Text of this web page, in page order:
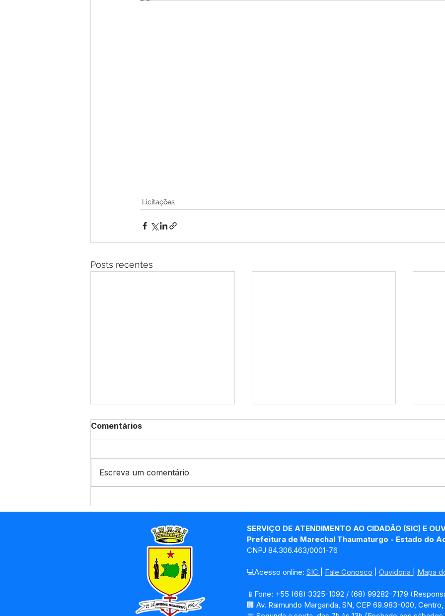
Licitações
Posts recentes
de Licitação
Aviso de Licitação
Comentários
Escreva um comentário
SERVIÇO DE ATENDIMENTO AO CIDADÃO (SIC) E
Prefeitura de Marechal Thaumaturgo - Estado do
CNPJ 84.306.463/0001-76
💻Acesso online: SIC Fale Conosco Ouvidoria Mapa
📱Fone: +55 (68) 3325-1092 / (68) 99282-7179
🏢 Av. Raimundo Margarida, SN, CEP 69.983-000,